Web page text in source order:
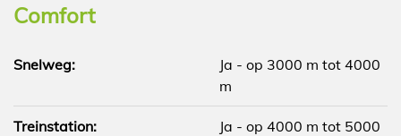
Comfort
Snelweg:
Ja - op 3000 m tot 4000
m
Treinstation:
Ja - op 4000 m tot 5000